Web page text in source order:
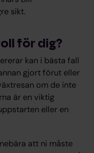
sikt.
för dig?
kan i bästa fall
gjort förut eller
om de inte
är en viktig
eller en
att ni måste